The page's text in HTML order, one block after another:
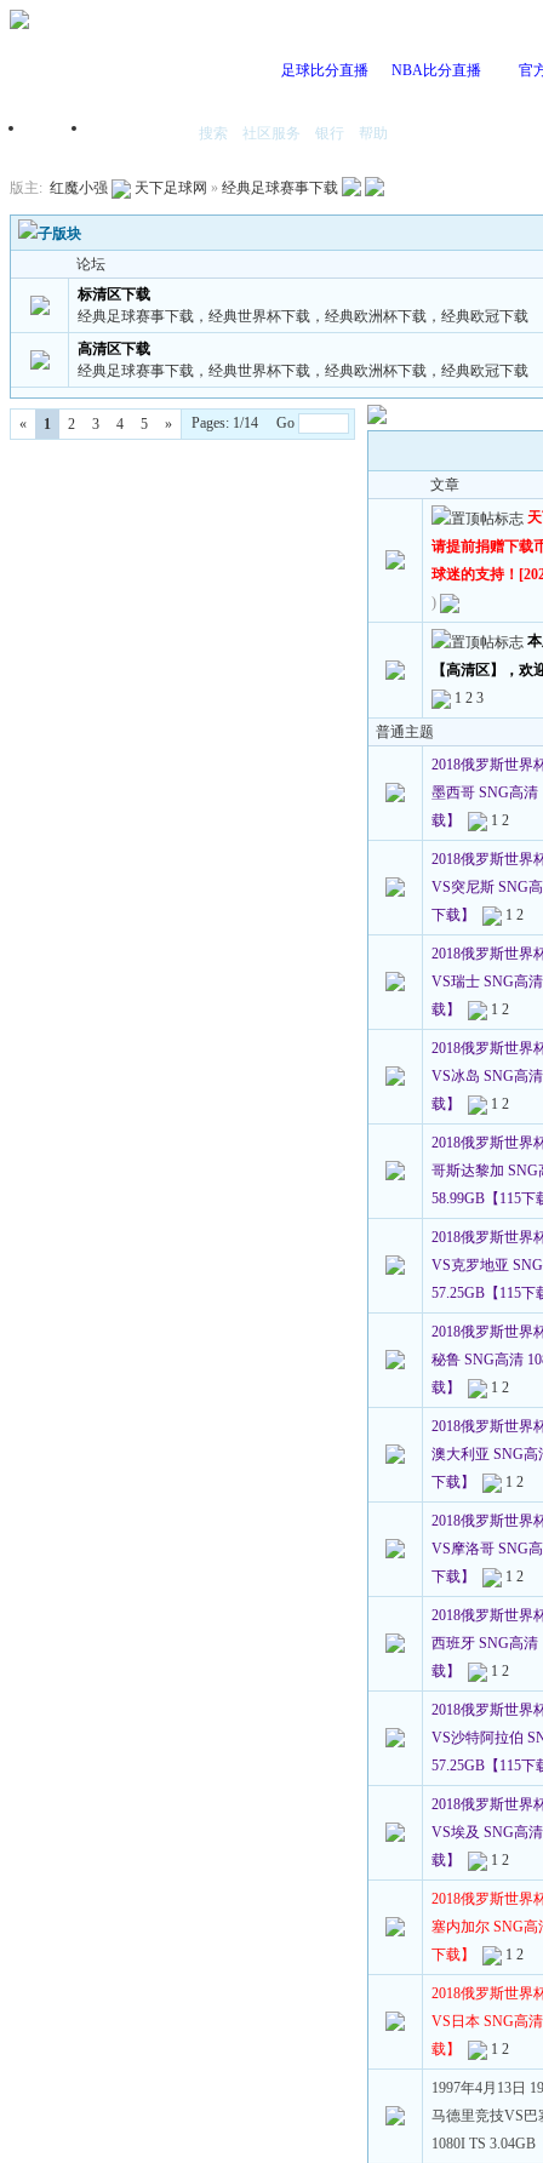
足球比分直播 NBA比分直播 官
首页 搜索 社区服务 银行 帮助
版主: 红魔小强 天下足球网 » 经典足球赛事下载
子版块
论坛
标清区下载
经典足球赛事下载，经典世界杯下载，经典欧洲杯下载，经典欧冠下载
高清区下载
经典足球赛事下载，经典世界杯下载，经典欧洲杯下载，经典欧冠下载
« 1 2 3 4 5 » Pages: 1/14 Go
文章
请提前捐赠下载
球迷的支持！
)
【高清区】，欢
1 2 3
普通主题
2018俄罗斯世界
墨西哥 SNG高清
载】
1 2
2018俄罗斯世界
VS突尼斯 SNG
下载】
1 2
2018俄罗斯世界
VS瑞士 SNG高
载】
1 2
2018俄罗斯世界
VS冰岛 SNG高
载】
1 2
2018俄罗斯世界
哥斯达黎加 SNG
58.99GB【115下
2018俄罗斯世界
VS克罗地亚
57.25GB【115下
2018俄罗斯世界
秘鲁 SNG高清
载】
1 2
2018俄罗斯世界
澳大利亚 SNG高
下载】
1 2
2018俄罗斯世界
VS摩洛哥 SNG
下载】
1 2
2018俄罗斯世界
西班牙 SNG高清
载】
1 2
2018俄罗斯世界
VS沙特阿拉伯
57.25GB【115下
2018俄罗斯世界
VS埃及 SNG高
载】
1 2
2018俄罗斯世界
塞内加尔 SNG高
下载】
1 2
2018俄罗斯世界
VS日本 SNG高
载】
1 2
1997年4月13日
马德里竞技VS
1080I TS